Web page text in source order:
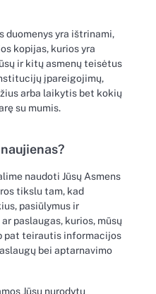
duomenys yra ištrinami,
kopijas, kurios yra
ir kitų asmenų teisėtus
įpareigojimų,
arba laikytis bet kokių
su mumis.
naudoti Jūsų Asmens
tikslu tam, kad
pasiūlymus ir
paslaugas, kurios, mūsų
pat teirautis informacijos
bei aptarnavimo
Jūsų nurodytu